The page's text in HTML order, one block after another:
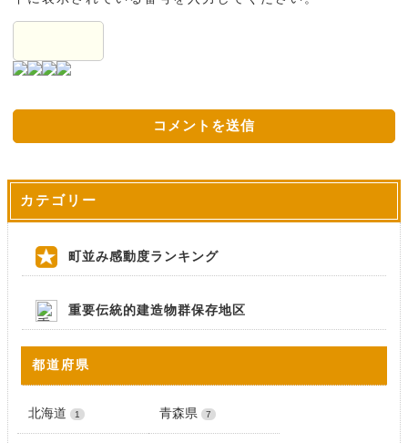
カテゴリー
町並み感動度ランキング
重要伝統的建造物群保存地区
都道府県
北海道 1 青森県 7